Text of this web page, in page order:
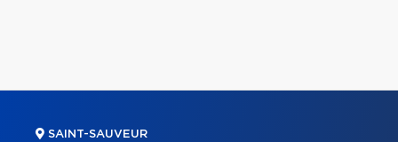
SAINT-SAUVEUR